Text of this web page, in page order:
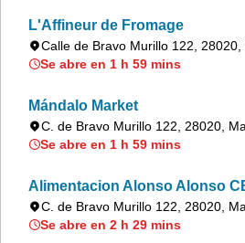
L'Affineur de Fromage
Calle de Bravo Murillo 122,
Se abre en 1 h 59 mins
Mándalo Market
C. de Bravo Murillo 122, 28020,
Se abre en 1 h 59 mins
Alimentacion Alonso Alonso
C. de Bravo Murillo 122, 28020,
Se abre en 2 h 29 mins